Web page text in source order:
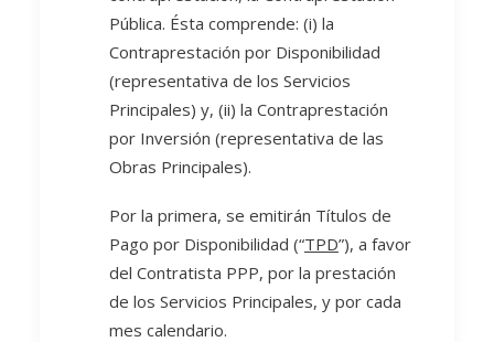
Pública. Ésta comprende: (i) la
Contraprestación por Disponibilidad
(representativa de los Servicios
Principales) y, (ii) la Contraprestación
por Inversión (representativa de las
Obras Principales).
Por la primera, se emitirán Títulos de
Pago por Disponibilidad (“TPD”), a favor
del Contratista PPP, por la prestación
de los Servicios Principales, y por cada
mes calendario.